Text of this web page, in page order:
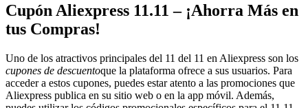
Cupón Aliexpress 11.11 – ¡Ahorra Más en
tus Compras!
Uno de los atractivos principales del 11 del 11 en Aliexpress son los
cupones de descuentoque la plataforma ofrece a sus usuarios. Para
acceder a estos cupones, puedes estar atento a las promociones que
Aliexpress publica en su sitio web o en la app móvil. Además,